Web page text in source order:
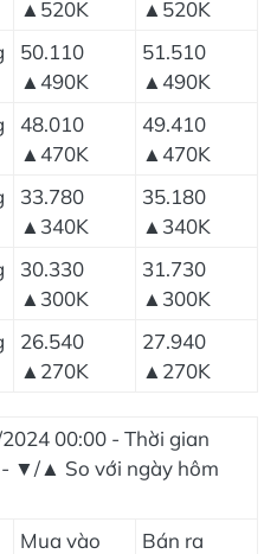
▲520K
▲520K
50.110
▲490K
51.510
▲490K
48.010
▲470K
49.410
▲470K
33.780
▲340K
35.180
▲340K
30.330
▲300K
31.730
▲300K
26.540
▲270K
27.940
▲270K
00:00 - Thời gian
- ▼/▲ So với ngày hôm
Mua vào
Bán ra